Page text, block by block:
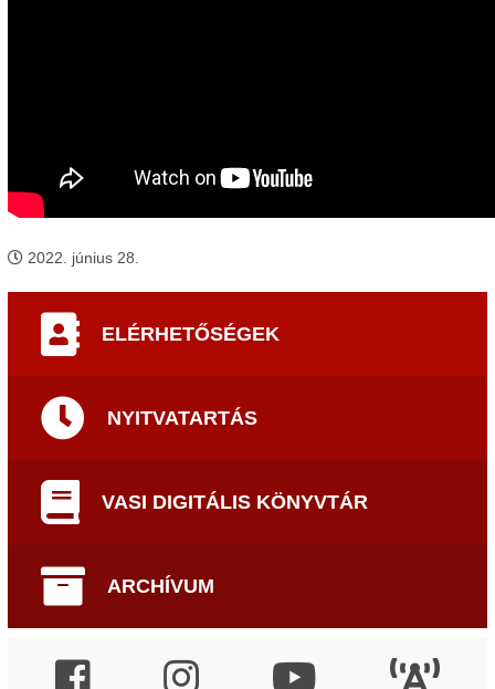
2022. június 28.
ELÉRHETŐSÉGEK
NYITVATARTÁS
VASI DIGITÁLIS KÖNYVTÁR
ARCHÍVUM